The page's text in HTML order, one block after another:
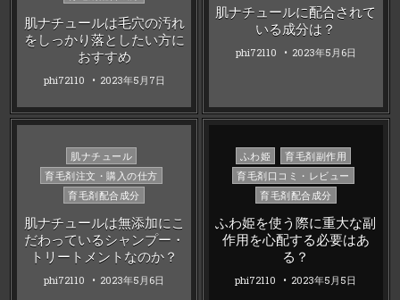
肌ナチュールは毛穴の汚れ
をしっかり落としたい方に
おすすめ
phi72110 2023年5月7日
肌ナチュールに配合されて
いる成分は？
phi72110 2023年5月6日
Posted
in
肌ナチュール
育毛剤注文・購入の仕方
育毛剤配合成分
肌ナチュールは無添加にこ
だわっているシャンプー・
トリートメントなのか？
phi72110 2023年5月6日
Posted
in
ふわ姫
育毛剤副作用
育毛剤口コミ・レビュー
育毛剤配合成分
ふわ姫を使う際に重大な副
作用を心配する必要はあ
る？
phi72110 2023年5月5日